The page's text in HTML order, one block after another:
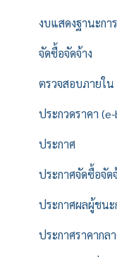
งบแสดงฐานะกา
จัดซื้อจัดจ้าง
ตรวจสอบภายใน
ประกวดราคา
ประกาศ
ประกาศจัดซื้อจัด
ประกาศผลผู้ชนะ
ประกาศราคากล